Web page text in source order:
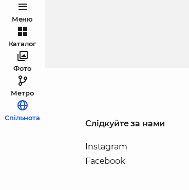
Меню
Каталог
Фото
Метро
Спільнота
Слідкуйте за нами
Instagram
Facebook